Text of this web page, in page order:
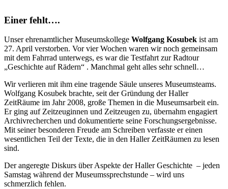
Einer fehlt….
Unser ehrenamtlicher Museumskollege Wolfgang Kosubek ist am
27. April verstorben. Vor vier Wochen waren wir noch gemeinsam
mit dem Fahrrad unterwegs, es war die Testfahrt zur Radtour
„Geschichte auf Rädern“ . Manchmal geht alles sehr schnell…
Wir verlieren mit ihm eine tragende Säule unseres Museumsteams.
Wolfgang Kosubek brachte, seit der Gründung der Haller
ZeitRäume im Jahr 2008, große Themen in die Museumsarbeit ein.
Er ging auf Zeitzeuginnen und Zeitzeugen zu, übernahm engagiert
Archivrecherchen und dokumentierte seine Forschungsergebnisse.
Mit seiner besonderen Freude am Schreiben verfasste er einen
wesentlichen Teil der Texte, die in den Haller ZeitRäumen zu lesen
sind.
Der angeregte Diskurs über Aspekte der Haller Geschichte – jeden
Samstag während der Museumssprechstunde – wird uns
schmerzlich fehlen.